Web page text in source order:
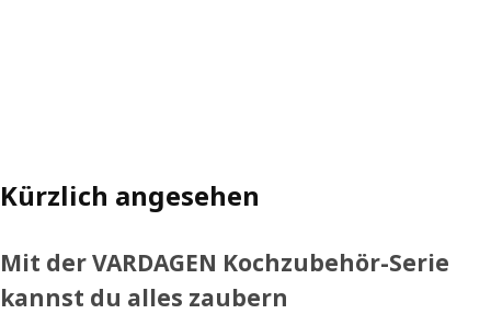
Kürzlich angesehen
Mit der VARDAGEN Kochzubehör-Serie
kannst du alles zaubern